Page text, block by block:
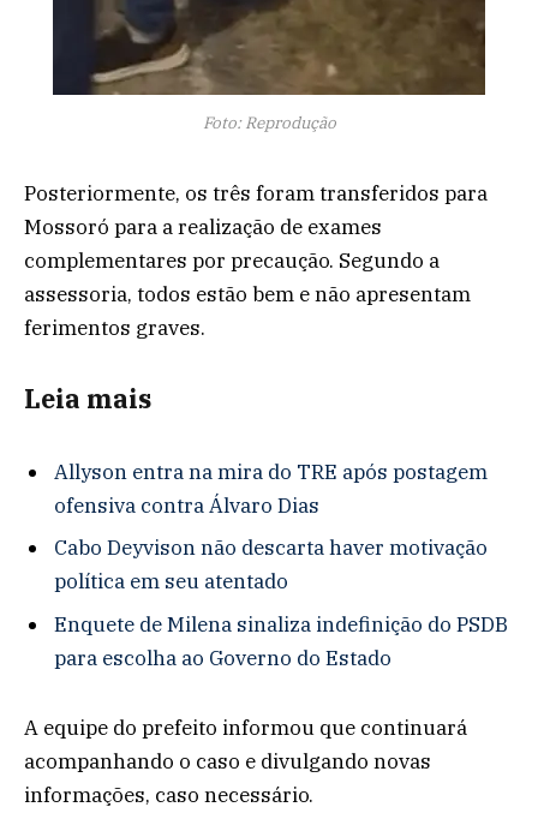
Foto: Reprodução
Posteriormente, os três foram transferidos para
Mossoró para a realização de exames
complementares por precaução. Segundo a
assessoria, todos estão bem e não apresentam
ferimentos graves.
Leia mais
Allyson entra na mira do TRE após postagem
ofensiva contra Álvaro Dias
Cabo Deyvison não descarta haver motivação
política em seu atentado
Enquete de Milena sinaliza indefinição do PSDB
para escolha ao Governo do Estado
A equipe do prefeito informou que continuará
acompanhando o caso e divulgando novas
informações, caso necessário.